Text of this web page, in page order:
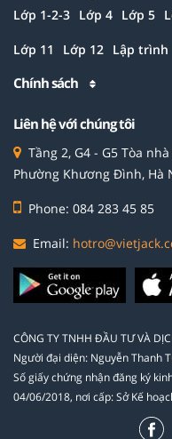
Lớp 1-2-3 Lớp 4 Lớp 5
Lớp 11 Lớp 12 Lập trình
Chính sách
Liên hệ với chúng tôi
Tầng 2, G4 - G5 Tòa
Phường Khương Đình, Hà
Phone: 084 283 45 85
Email:
CÔNG TY TNHH ĐẦU TƯ VÀ
Người đại diện: Nguyễn Thanh
Số giấy chứng nhận đăng ký
04/06/2018, nơi cấp: Sở Kế